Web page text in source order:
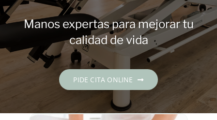
Contacto
Español
Manos expertas para mejorar tu
calidad de vida
PIDE CITA ONLINE